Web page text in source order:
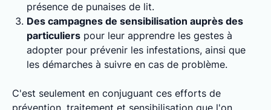
présence de punaises de lit.
Des campagnes de sensibilisation auprès des
particuliers pour leur apprendre les gestes à
adopter pour prévenir les infestations, ainsi que
les démarches à suivre en cas de problème.
C'est seulement en conjuguant ces efforts de
prévention, traitement et sensibilisation que l'on